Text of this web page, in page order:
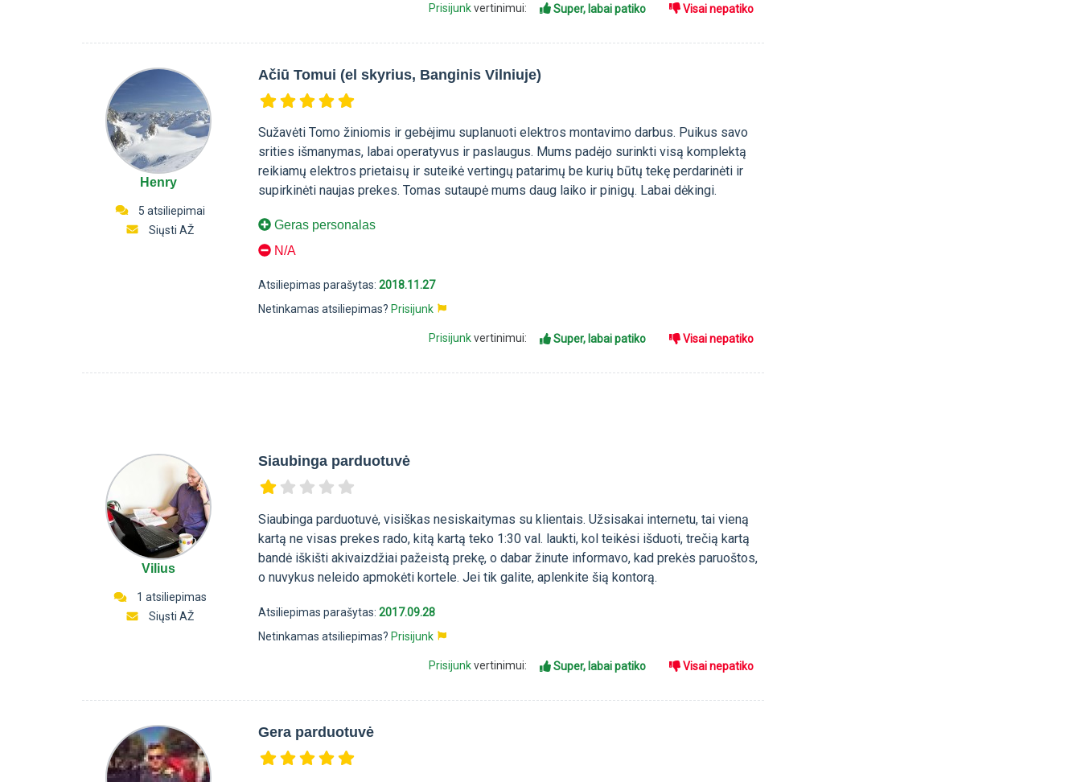
Prisijunkvertinimui: Super, labai patiko Visai nepatiko
Henry
5 atsiliepimai
Siųsti AŽ
Ačiū Tomui (el skyrius, Banginis Vilniuje)
Sužavėti Tomo žiniomis ir gebėjimu suplanuoti elektros montavimo darbus. Puikus savo
srities išmanymas, labai operatyvus ir paslaugus. Mums padėjo surinkti visą komplektą
reikiamų elektros prietaisų ir suteikė vertingų patarimų be kurių būtų tekę perdarinėti ir
supirkinėti naujas prekes. Tomas sutaupė mums daug laiko ir pinigų. Labai dėkingi.
Geras personalas
N/A
Atsiliepimas parašytas:2018.11.27
Netinkamas atsiliepimas? Prisijunk
Prisijunkvertinimui: Super, labai patiko Visai nepatiko
Vilius
1 atsiliepimas
Siųsti AŽ
Siaubinga parduotuvė
Siaubinga parduotuvė, visiškas nesiskaitymas su klientais. Užsisakai internetu, tai vieną
kartą ne visas prekes rado, kitą kartą teko 1:30 val. laukti, kol teikėsi išduoti, trečią kartą
bandė iškišti akivaizdžiai pažeistą prekę, o dabar žinute informavo, kad prekės paruoštos,
o nuvykus neleido apmokėti kortele. Jei tik galite, aplenkite šią kontorą.
Atsiliepimas parašytas:2017.09.28
Netinkamas atsiliepimas? Prisijunk
Prisijunkvertinimui: Super, labai patiko Visai nepatiko
Gera parduotuvė